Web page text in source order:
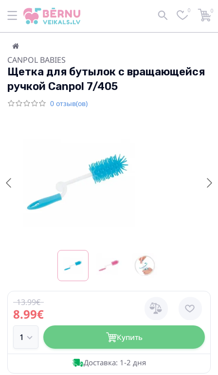
0 0
CANPOL BABIES
Щетка для бутылок с вращающейся
ручкой Сanpol 7/405
0 отзыв(ов)
8.99€
13.99€
Купить
Доставка: 1-2 дня